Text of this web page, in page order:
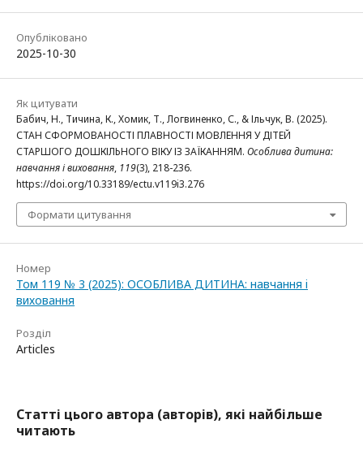
Опубліковано
2025-10-30
Як цитувати
Бабич, Н., Тичина, К., Хомик, Т., Логвиненко, С., & Ільчук, В. (2025).
СТАН СФОРМОВАНОСТІ ПЛАВНОСТІ МОВЛЕННЯ У ДІТЕЙ
СТАРШОГО ДОШКІЛЬНОГО ВІКУ ІЗ ЗАЇКАННЯМ. Особлива дитина:
навчання і виховання, 119(3), 218-236.
https://doi.org/10.33189/ectu.v119i3.276
Формати цитування
Номер
Том 119 № 3 (2025): ОСОБЛИВА ДИТИНА: навчання i
виховання
Розділ
Articles
Статті цього автора (авторів), які найбільше
читають